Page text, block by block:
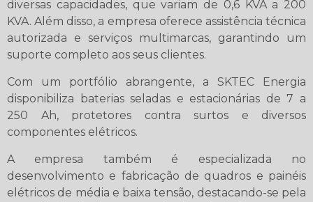
diversas capacidades, que variam de 0,6 KVA a 200
KVA. Além disso, a empresa oferece assistência técnica
autorizada e serviços multimarcas, garantindo um
suporte completo aos seus clientes.
Com um portfólio abrangente, a SKTEC Energia
disponibiliza baterias seladas e estacionárias de 7 a
250 Ah, protetores contra surtos e diversos
componentes elétricos.
A empresa também é especializada no
desenvolvimento e fabricação de quadros e painéis
elétricos de média e baixa tensão, destacando-se pela